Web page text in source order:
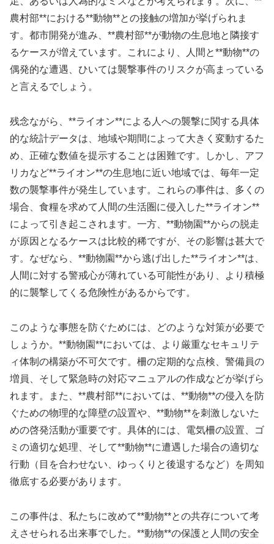
農村部**における**動物**との接触の増加が挙げられま
す。都市開発が進み、**農村部**が動物の生息地と隣接す
るケースが増えています。これにより、人間と**動物**の
偶発的な遭遇、ひいては襲撃事件のリスクが高まっている
と言えるでしょう。
残念ながら、**ライオン**による人への襲撃に関する具体
的な統計データは、地域や期間によって大きく変動するた
め、正確な数値を提示することは困難です。しかし、アフ
リカなど**ライオン**の生息地に近い地域では、毎年一定
数の襲撃事件が発生しています。これらの事件は、多くの
場合、食糧を求めて人間の生活圏に侵入した**ライオン**
によって引き起こされます。一方、**動物園**からの脱走
が原因となるケースは比較的稀ですが、その影響は甚大で
す。なぜなら、**動物園**から逃げ出した**ライオン**は、
人間に対する警戒心が薄れている可能性があり、より積極
的に襲撃してくる危険性があるからです。
このような事態を防ぐためには、どのような対策が必要で
しょうか。**動物園**においては、より厳重なセキュリテ
ィ体制の構築が不可欠です。柵の定期的な点検、警備員の
増員、そして緊急時の対応マニュアルの作成などが挙げら
れます。また、**農村部**においては、**動物**の侵入を防
ぐための物理的な障壁の設置や、**動物**を刺激しないた
めの啓発活動が重要です。具体的には、電気柵の設置、ゴ
ミの適切な処理、そして**動物**に遭遇した場合の適切な
行動（目を合わせない、ゆっくりと後退するなど）を周知
徹底する必要があります。
この事件は、私たちに改めて**動物**との共存について考
えさせられる出来事でした。**動物**の保護と人間の安全